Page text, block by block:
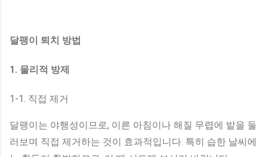
달팽이 퇴치 방법
1. 물리적 방제
1-1. 직접 제거
달팽이는 야행성이므로, 이른 아침이나 해질 무렵에 밭을 둘
러보며 직접 제거하는 것이 효과적입니다. 특히 습한 날씨에